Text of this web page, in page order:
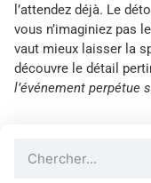
l’attendez déjà. Le
vous n’imaginiez pas
vaut mieux laisser la
découvre le détail
l’événement perpétue